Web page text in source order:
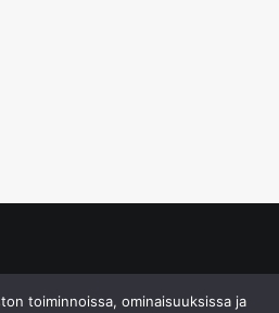
toiminnoissa, ominaisuuksissa ja